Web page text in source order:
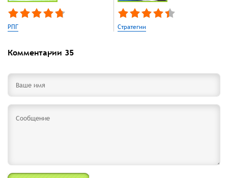
РПГ Стратегии
Комментарии 35